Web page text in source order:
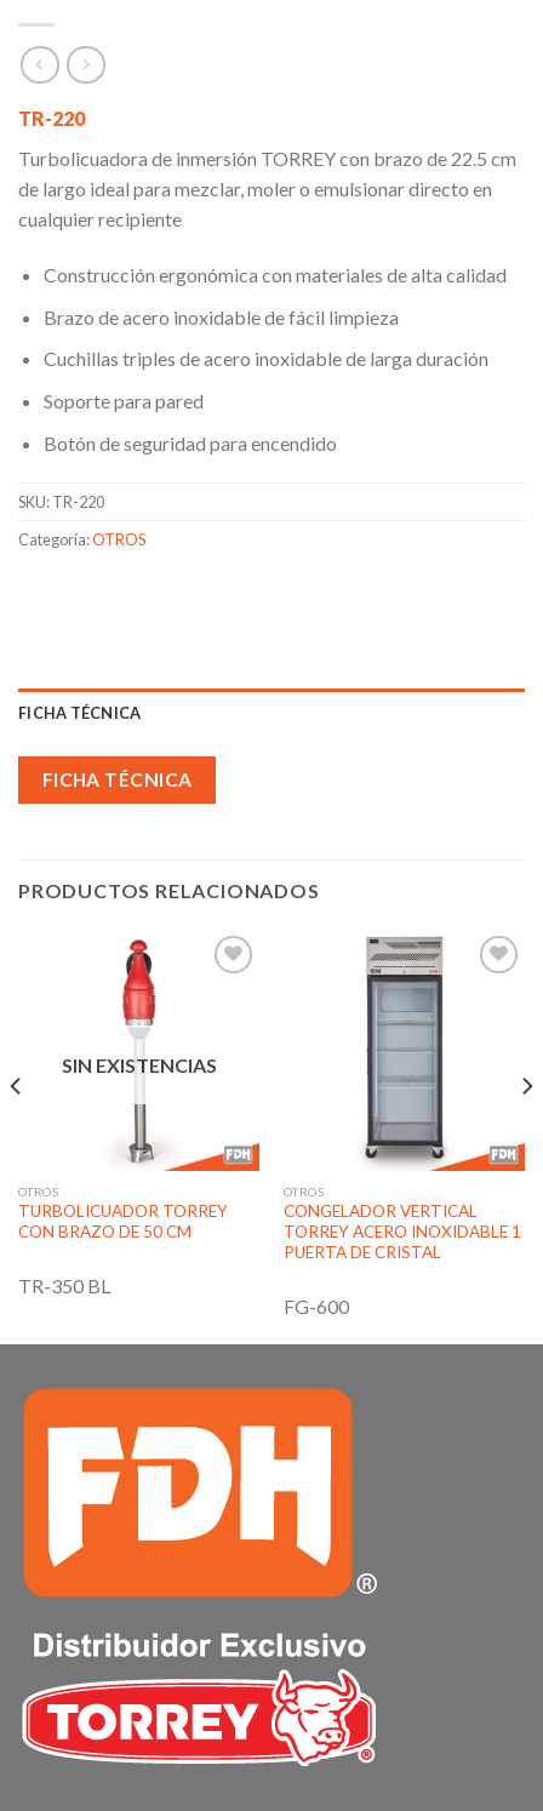
TR-220
Turbolicuadora de inmersión TORREY con brazo de 22.5 cm
de largo ideal para mezclar, moler o emulsionar directo en
cualquier recipiente
Construcción ergonómica con materiales de alta calidad
Brazo de acero inoxidable de fácil limpieza
Cuchillas triples de acero inoxidable de larga duración
Soporte para pared
Botón de seguridad para encendido
SKU:TR-220
Categoría:OTROS
FICHA TÉCNICA
FICHA TÉCNICA
PRODUCTOS RELACIONADOS
lista de
SIN EXISTENCIAS
OTROS
TURBOLICUADOR TORREY
CON BRAZO DE 50 CM
TR-350 BL
OTROS
CONGELADOR VERTICAL
TORREY ACERO INOXIDABLE 1
PUERTA DE CRISTAL
FG-600